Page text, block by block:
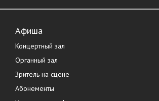
Афиша
Концертный зал
Органный зал
Зритель на сцене
Абонементы